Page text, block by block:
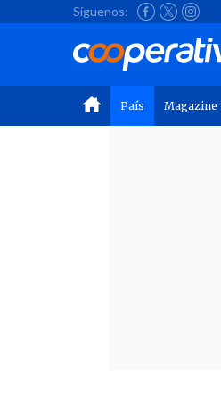
Síguenos:
País Magazine